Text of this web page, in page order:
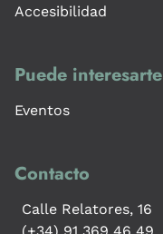
Accesibilidad
Puede interesarte
Eventos
Contacto
Calle Relatores, 16